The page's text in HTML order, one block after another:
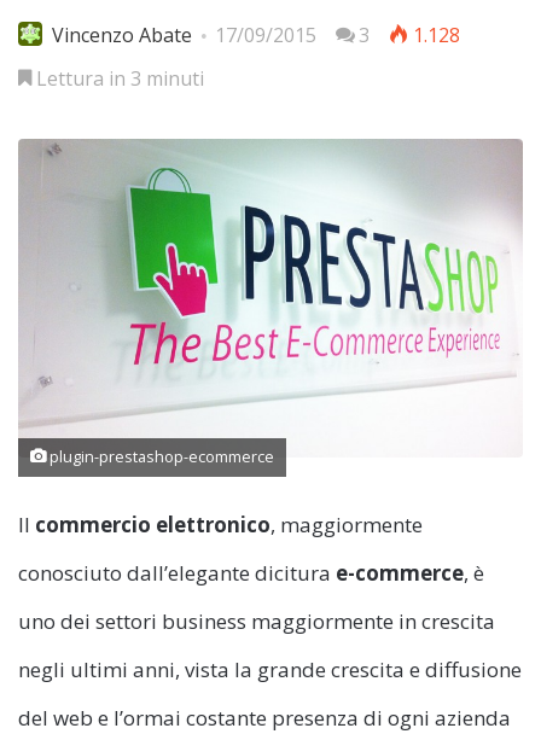
Vincenzo Abate 17/09/2015 3
1.128
Lettura in 3 minuti
plugin-prestashop-ecommerce
Il commercio elettronico, maggiormente
conosciuto dall’elegante dicitura e-commerce, è
uno dei settori business maggiormente in crescita
negli ultimi anni, vista la grande crescita e diffusione
del web e l’ormai costante presenza di ogni azienda